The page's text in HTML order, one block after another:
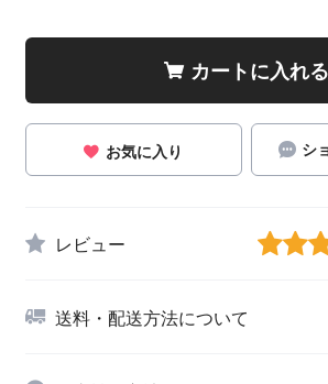
カートに入れる
お気に入り シ
レビュー
送料・配送方法について